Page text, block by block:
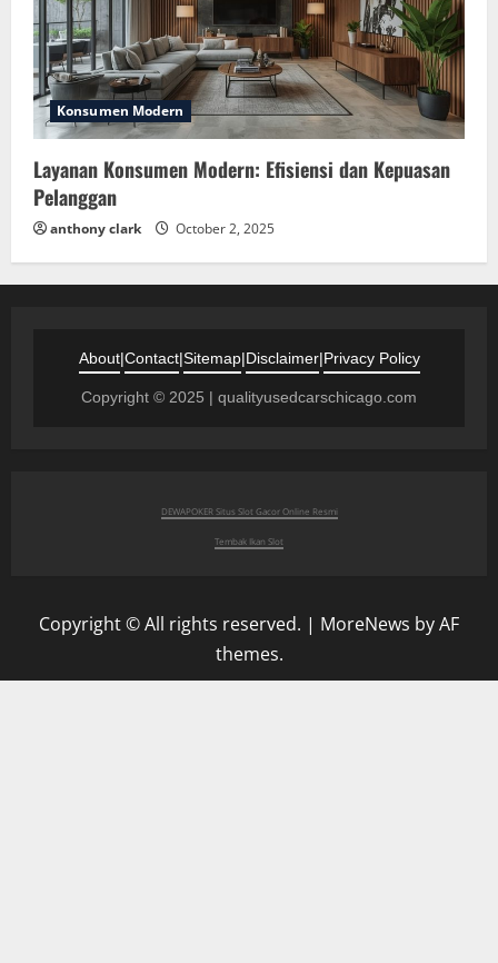
Konsumen Modern
Layanan Konsumen Modern: Efisiensi dan Kepuasan
Pelanggan
anthony clark October 2, 2025
About|Contact|Sitemap|Disclaimer|Privacy Policy
Copyright © 2025 | qualityusedcarschicago.com
DEWAPOKER Situs Slot Gacor Online Resmi
Tembak Ikan Slot
Copyright © All rights reserved. | MoreNews by AF
themes.